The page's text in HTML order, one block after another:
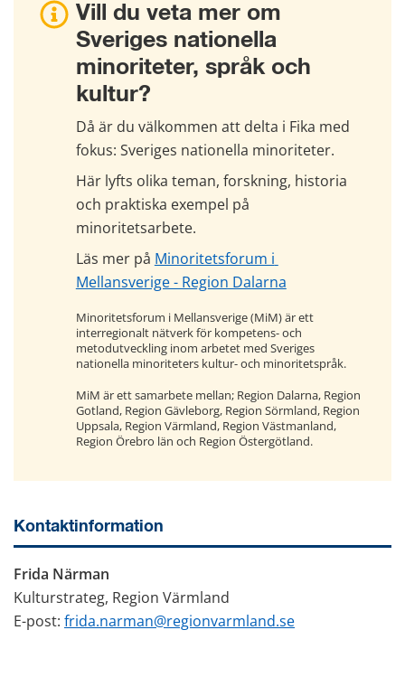
Vill du veta mer om
Sveriges nationella
minoriteter, språk och
kultur?
Då är du välkommen att delta i Fika med
fokus: Sveriges nationella minoriteter.
Här lyfts olika teman, forskning, historia
och praktiska exempel på
minoritetsarbete.
Läs mer på Minoritetsforum i
Mellansverige - Region Dalarna
Minoritetsforum i Mellansverige (MiM) är ett
interregionalt nätverk för kompetens- och
metodutveckling inom arbetet med Sveriges
nationella minoriteters kultur- och minoritetspråk.
MiM är ett samarbete mellan; Region Dalarna, Region
Gotland, Region Gävleborg, Region Sörmland, Region
Uppsala, Region Värmland, Region Västmanland,
Region Örebro län och Region Östergötland.
Kontaktinformation
Frida Närman
Kulturstrateg, Region Värmland
E-post: frida.narman@regionvarmland.se